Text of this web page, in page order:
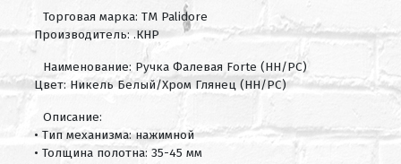
Торговая марка: ТМ Palidore
Производитель: .КНР
Наименование: Ручка Фалевая Forte (HH/PC)
Цвет: Никель Белый/Хром Глянец (HH/PC)
Описание:
• Тип механизма: нажимной
• Толщина полотна: 35-45 мм